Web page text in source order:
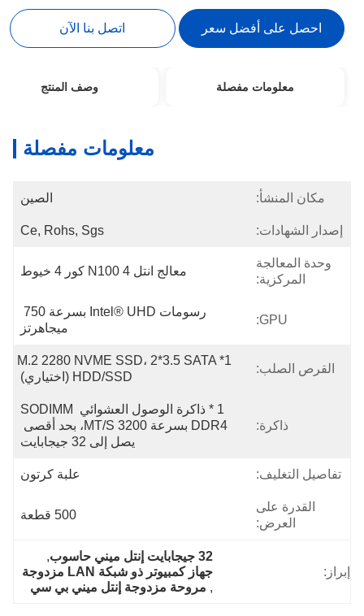
احصل على أفضل سعر اتصل بنا الآن
معلومات مفصلة وصف المنتج
معلومات مفصلة
مكان المنشأ: الصين
إصدار الشهادات: Ce, Rohs, Sgs
وحدة المعالجة
المركزية:
معالج انتل N100 4 كور 4 خيوط
GPU:
رسومات Intel® UHD بسرعة 750
ميجاهرتز
القرص الصلب:
1*M.2 2280 NVME SSD، 2*3.5 SATA
HDD/SSD (اختياري)
ذاكرة:
1 * ذاكرة الوصول العشوائي SODIMM
يصل إلى 32 جيجابايت
تفاصيل التغليف: علبة كرتون
القدرة على
العرض:
500 قطعة
إبراز:
32 جيجابايت إنتل ميني حاسوب
,
جهاز كمبيوتر ذو شبكة LAN مزدوجة
, مروحة مزدوجة إنتل ميني بي سي